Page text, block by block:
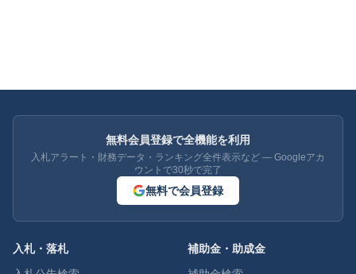
無料会員登録で全機能を利用
入札アラート・財務データ・ランキング全件表示など — Googleアカ
ウントで30秒で完了
無料で会員登録
入札・落札
補助金・助成金